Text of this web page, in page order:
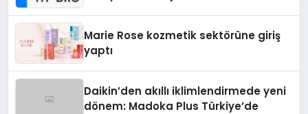
Marie Rose kozmetik sektörüne giriş
yaptı
Daikin’den akıllı iklimlendirmede yeni
dönem: Madoka Plus Türkiye’de